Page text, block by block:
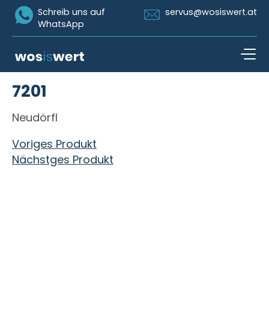
Icon Whatsapp
Schreib uns auf
WhatsApp
Icon Email
servus@wosiswert.at
7201
Neudörfl
Beitragsnavigation
Voriges Produkt
Nächstges Produkt